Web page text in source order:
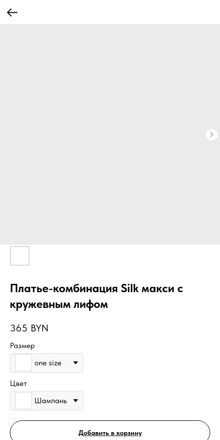
Платье-комбинация Silk макси с
кружевным лифом
365 BYN
Размер
one size
Цвет
Шампань
Добавить в корзину